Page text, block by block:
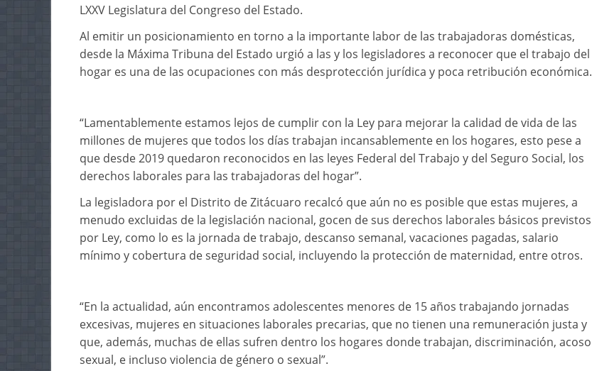
LXXV Legislatura del Congreso del Estado.
Al emitir un posicionamiento en torno a la importante labor de las trabajadoras domésticas,
desde la Máxima Tribuna del Estado urgió a las y los legisladores a reconocer que el trabajo del
hogar es una de las ocupaciones con más desprotección jurídica y poca retribución económica.
“Lamentablemente estamos lejos de cumplir con la Ley para mejorar la calidad de vida de las
millones de mujeres que todos los días trabajan incansablemente en los hogares, esto pese a
que desde 2019 quedaron reconocidos en las leyes Federal del Trabajo y del Seguro Social, los
derechos laborales para las trabajadoras del hogar”.
La legisladora por el Distrito de Zitácuaro recalcó que aún no es posible que estas mujeres, a
menudo excluidas de la legislación nacional, gocen de sus derechos laborales básicos previstos
por Ley, como lo es la jornada de trabajo, descanso semanal, vacaciones pagadas, salario
mínimo y cobertura de seguridad social, incluyendo la protección de maternidad, entre otros.
“En la actualidad, aún encontramos adolescentes menores de 15 años trabajando jornadas
excesivas, mujeres en situaciones laborales precarias, que no tienen una remuneración justa y
que, además, muchas de ellas sufren dentro los hogares donde trabajan, discriminación, acoso
sexual, e incluso violencia de género o sexual”.